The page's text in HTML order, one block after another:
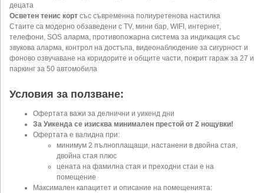
децата
Осветен тенис корт със съвременна полиуретенова настилка
Стаите са модерно обзаведени с TV, мини бар, WIFI, интернет,
телефони, SOS аларма, противопожарна система за индикация със
звукова аларма, контрол на достъпа, видеонаблюдение за сигурност и
фоново озвучаване на коридорите и общите части, покрит гараж за 27 и
паркинг за 50 автомобила
Условия за ползване:
Офертата важи за делнични и уикенд дни
За Уикенда се изисква минимален престой от 2 нощувки!
Офертата е валидна при:
минимум 2 пълноплащащи, настанени в двойна стая,
двойна стая плюс
цената на фамилна стая и преходни стаи е на
помещение
Максимален капацитет и описание на помещенията: